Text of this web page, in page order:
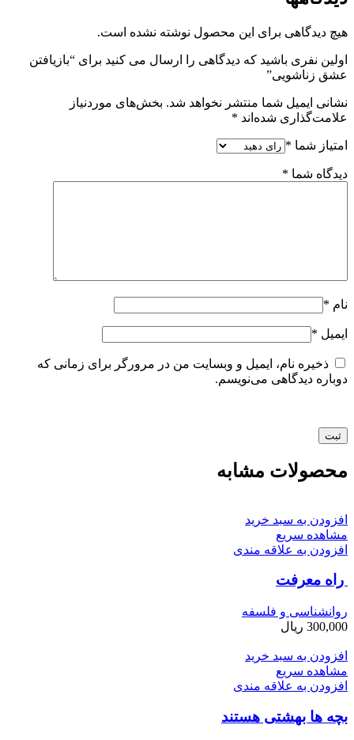
هیچ دیدگاهی برای این محصول نوشته نشده است.
اولین نفری باشید که دیدگاهی را ارسال می کنید برای “بازیافتن
عشق زناشویی”
نشانی ایمیل شما منتشر نخواهد شد. بخش‌های موردنیاز
علامت‌گذاری شده‌اند *
امتیاز شما *
دیدگاه شما *
نام *
ایمیل *
ذخیره نام، ایمیل و وبسایت من در مرورگر برای زمانی که
دوباره دیدگاهی می‌نویسم.
محصولات مشابه
افزودن به سبد خرید
مشاهده سریع
افزودن به علاقه مندی
راه معرفت
روانشناسی و فلسفه
300,000 ریال
افزودن به سبد خرید
مشاهده سریع
افزودن به علاقه مندی
بچه ­ها بهشتی هستند